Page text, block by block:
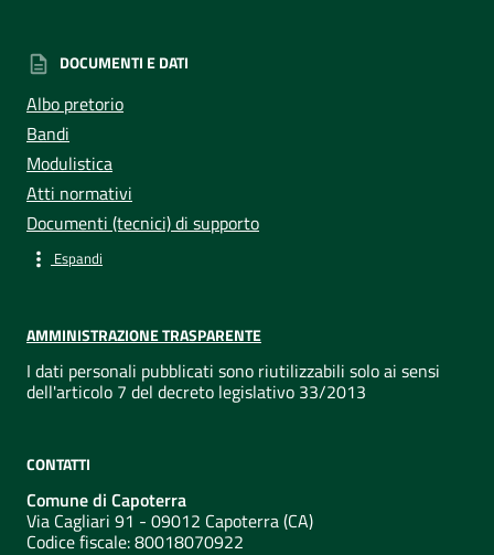
DOCUMENTI E DATI
Albo pretorio
Bandi
Modulistica
Atti normativi
Documenti (tecnici) di supporto
Espandi
AMMINISTRAZIONE TRASPARENTE
I dati personali pubblicati sono riutilizzabili solo ai sensi
dell'articolo 7 del decreto legislativo 33/2013
CONTATTI
Comune di Capoterra
Via Cagliari 91 - 09012 Capoterra (CA)
Codice fiscale: 80018070922